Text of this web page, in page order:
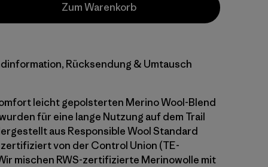
Zum Warenkorb
Rücksendung & Umtausch
leicht gepolsterten Merino Wool-Blend
für eine lange Nutzung auf dem Trail
aus Responsible Wool Standard
zertifiziert von der Control Union (TE-
mischen RWS-zertifizierte Merinowolle mit